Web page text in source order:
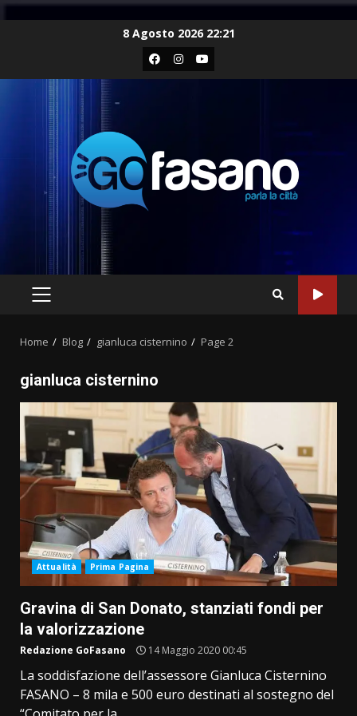
8 Agosto 2026 22:21
Facebook
Instagram
Youtube
PRIMARY
Home Blog gianluca cisternino Page 2
gianluca cisternino
Attualità Prima Pagina
Gravina di San Donato, stanziati fondi per
la valorizzazione
Redazione GoFasano 14 Maggio 2020 00:45
La soddisfazione dell’assessore Gianluca Cisternino
FASANO – 8 mila e 500 euro destinati al sostegno del